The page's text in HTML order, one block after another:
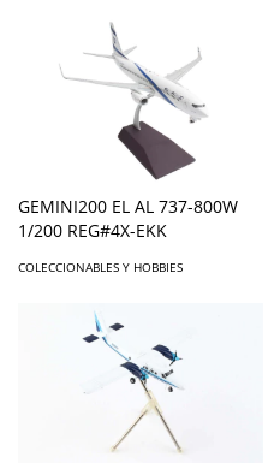
GEMINI200 EL AL 737-800W
1/200 REG#4X-EKK
COLECCIONABLES Y HOBBIES